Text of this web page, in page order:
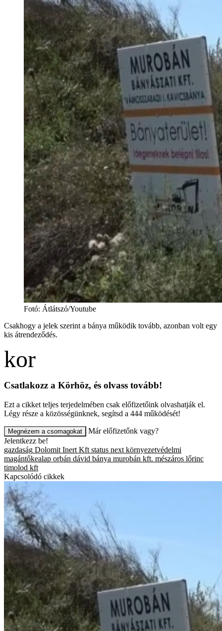
Fotó: Átlátszó/Youtube
Csakhogy a jelek szerint a bánya működik tovább, azonban volt egy
kis átrendeződés.
Csatlakozz a Körhöz, és olvass tovább!
Ezt a cikket teljes terjedelmében csak előfizetőink olvashatják el.
Légy része a közösségünknek, segítsd a 444 működését!
Megnézem a csomagokat
Már előfizetőnk vagy?
Jelentkezz be!
gazdaság Dolomit Inert Kft status next környezetvédelmi
magántőkealap orbán dávid bánya murobán kft. mészáros lőrinc
timolod kft
Kapcsolódó cikkek